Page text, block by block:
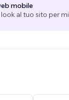
mobile
look al tuo sito per